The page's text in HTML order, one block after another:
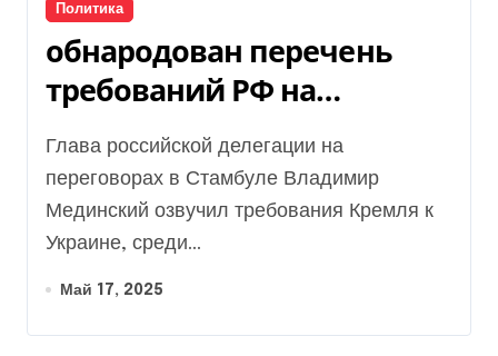
Политика
обнародован перечень
требований РФ на
переговорах, — Clash
Report
Глава российской делегации на
переговорах в Стамбуле Владимир
Мединский озвучил требования Кремля к
Украине, среди...
Май 17, 2025